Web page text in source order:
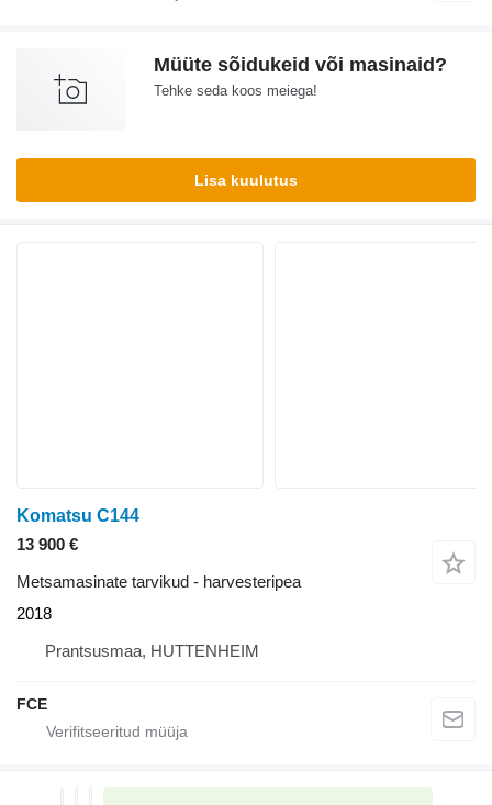
Müüte sõidukeid või masinaid?
Tehke seda koos meiega!
Lisa kuulutus
Komatsu C144
13 900 €
Metsamasinate tarvikud - harvesteripea
2018
Prantsusmaa, HUTTENHEIM
FCE